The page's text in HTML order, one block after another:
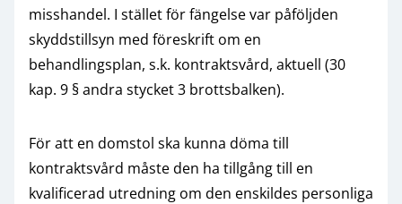
misshandel. I stället för fängelse var påföljden
skyddstillsyn med föreskrift om en
behandlingsplan, s.k. kontraktsvård, aktuell (30
kap. 9 § andra stycket 3 brottsbalken).
För att en domstol ska kunna döma till
kontraktsvård måste den ha tillgång till en
kvalificerad utredning om den enskildes personliga